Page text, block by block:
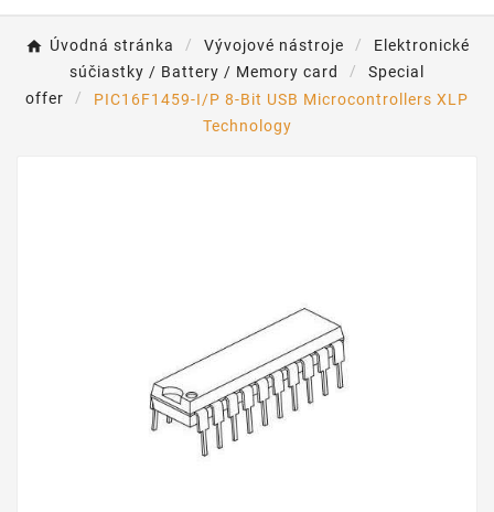
Úvodná stránka Vývojové nástroje
Elektronické
súčiastky / Battery / Memory card
Special
offer
PIC16F1459-I/P 8-Bit USB Microcontrollers XLP
Technology